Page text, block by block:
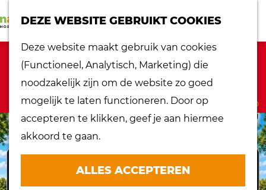
DEZE WEBSITE GEBRUIKT COOKIES
Deze website maakt gebruik van cookies
(Functioneel, Analytisch, Marketing) die
noodzakelijk zijn om de website zo goed
mogelijk te laten functioneren. Door op
accepteren te klikken, geef je aan hiermee
akkoord te gaan.
ALLES ACCEPTEREN
r
d
e
h
K
a
r
t
Z
e
k
e
n
M
e
n
u
dorpen
Musea
Nationaal
landschap
Ontdek de regio
Recepten
eiland
Waterrijk eiland
Sorry, deze activiteit is niet meer
beschikbaar. Bekijk het
actuele aanbod
voor de beschikbare opties.